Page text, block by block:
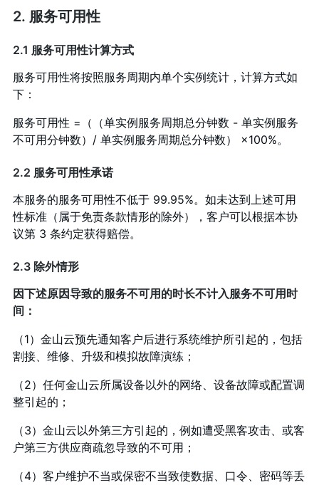
2. 服务可用性
2.1 服务可用性计算方式
服务可用性将按照服务周期内单个实例统计，计算方式如
下：
服务可用性 =（（单实例服务周期总分钟数 - 单实例服务
不可用分钟数）/ 单实例服务周期总分钟数） ×100%。
2.2 服务可用性承诺
本服务的服务可用性不低于 99.95%。如未达到上述可用
性标准（属于免责条款情形的除外），客户可以根据本协
议第 3 条约定获得赔偿。
2.3 除外情形
因下述原因导致的服务不可用的时长不计入服务不可用时
间：
（1）金山云预先通知客户后进行系统维护所引起的，包括
割接、维修、升级和模拟故障演练；
（2）任何金山云所属设备以外的网络、设备故障或配置调
整引起的；
（3）金山云以外第三方引起的，例如遭受黑客攻击、或客
户第三方供应商疏忽导致的不可用；
（4）客户维护不当或保密不当致使数据、口令、密码等丢